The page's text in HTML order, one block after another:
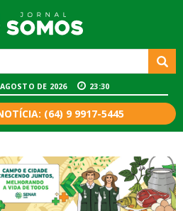
DE 2026 23:30
(64) 9 9917-5445